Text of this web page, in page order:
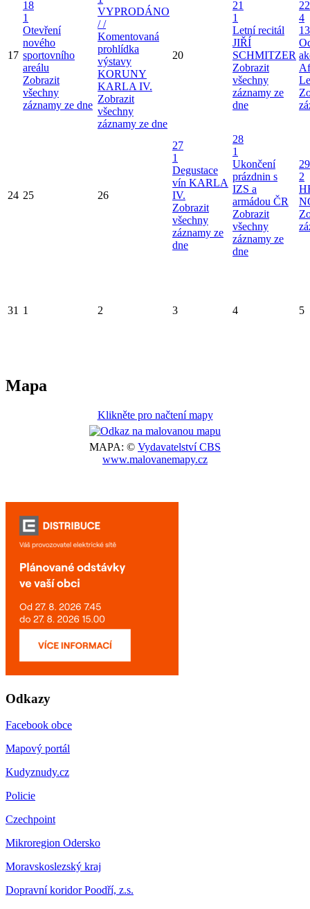
17
18
1
Otevření
nového
sportovního
areálu
Zobrazit
všechny
záznamy ze dne
VYPRODÁNO
/ /
Komentovaná
prohlídka
výstavy
KORUNY
KARLA IV.
Zobrazit
všechny
záznamy ze dne
20
21
1
Letní recitál
JIŘÍ
SCHMITZER
Zobrazit
všechny
záznamy ze
dne
22
4
24 25 26
27
1
Degustace
vín KARLA
IV.
Zobrazit
všechny
záznamy ze
dne
28
1
Ukončení
prázdnin s
IZS a
armádou ČR
Zobrazit
všechny
záznamy ze
dne
29
2
31 1 2 3 4 5
Mapa
Klikněte pro načtení mapy
MAPA: © Vydavatelství CBS
www.malovanemapy.cz
Odkazy
Facebook obce
Mapový portál
Kudyznudy.cz
Policie
Czechpoint
Mikroregion Odersko
Moravskoslezský kraj
Dopravní koridor Poodří, z.s.